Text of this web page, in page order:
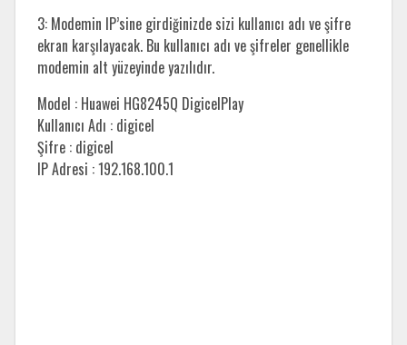
3: Modemin IP’sine girdiğinizde sizi kullanıcı adı ve şifre
ekran karşılayacak. Bu kullanıcı adı ve şifreler genellikle
modemin alt yüzeyinde yazılıdır.
Model : Huawei HG8245Q DigicelPlay
Kullanıcı Adı : digicel
Şifre : digicel
IP Adresi : 192.168.100.1